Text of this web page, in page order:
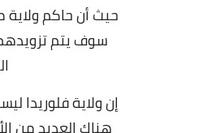
حيث أن حاكم
سوف يتم
إن ولاية فلوريدا
هناك العديد من